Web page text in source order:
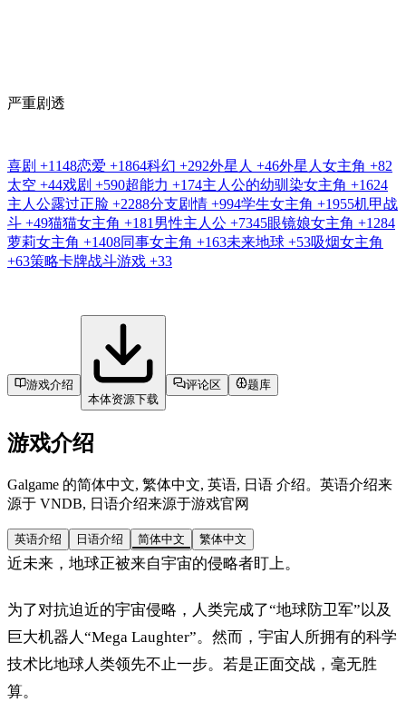
严重剧透
喜剧 +1148恋爱 +1864科幻 +292外星人 +46外星人女主角 +82
太空 +44戏剧 +590超能力 +174主人公的幼驯染女主角 +1624
主人公露过正脸 +2288分支剧情 +994学生女主角 +1955机甲战
斗 +49猫猫女主角 +181 男性主人公 +7345眼镜娘女主角 +1284
萝莉女主角 +1408同事女主角 +163未来地球 +53吸烟女主角
+63策略卡牌战斗游戏 +33
游戏介绍
本体资源下载
评论区 题库
游戏介绍
Galgame 的简体中文, 繁体中文, 英语, 日语 介绍。英语介绍来
源于 VNDB, 日语介绍来源于游戏官网
英语介绍 日语介绍 简体中文 繁体中文
近未来，地球正被来自宇宙的侵略者盯上。
为了对抗迫近的宇宙侵略，人类完成了“地球防卫军”以及
巨大机器人“Mega Laughter”。然而，宇宙人所拥有的科学
技术比地球人类领先不止一步。若是正面交战，毫无胜
算。